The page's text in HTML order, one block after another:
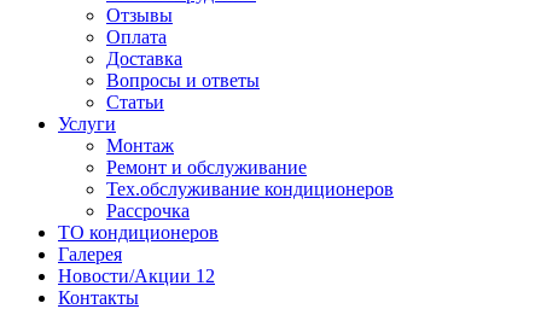
Отзывы
Оплата
Доставка
Вопросы и ответы
Статьи
Услуги
Монтаж
Ремонт и обслуживание
Тех.обслуживание кондиционеров
Рассрочка
ТО кондиционеров
Галерея
Новости/Акции 12
Контакты